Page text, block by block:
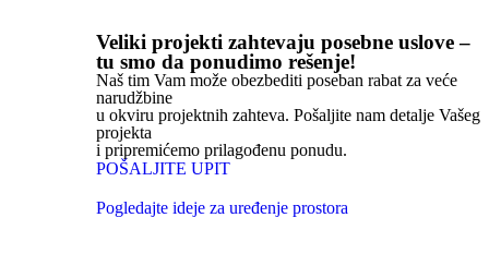
Veliki projekti zahtevaju posebne uslove –
tu smo da ponudimo rešenje!
Naš tim Vam može obezbediti poseban rabat za veće
narudžbine
u okviru projektnih zahteva. Pošaljite nam detalje Vašeg
projekta
i pripremićemo prilagođenu ponudu.
POŠALJITE UPIT
Pogledajte ideje za uređenje prostora